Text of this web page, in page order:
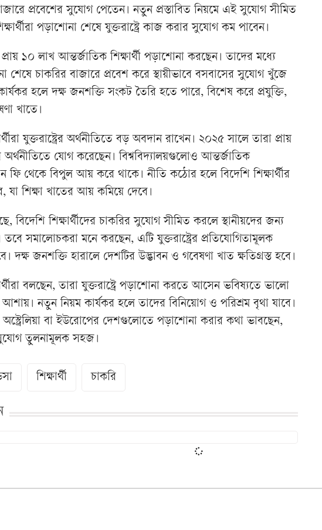
প্রবেশের সুযোগ পেতেন। নতুন প্রস্তাবিত নিয়মে এই সুযোগ সীমিত
পড়াশোনা শেষে যুক্তরাষ্ট্রে কাজ করার সুযোগ কম পাবেন।
প্রায় ১০ লাখ আন্তর্জাতিক শিক্ষার্থী পড়াশোনা করছেন। তাদের মধ্যে
শেষে চাকরির বাজারে প্রবেশ করে স্থায়ীভাবে বসবাসের সুযোগ খুঁজে
হলে দক্ষ জনশক্তি সংকট তৈরি হতে পারে, বিশেষ করে প্রযুক্তি,
খাতে।
যুক্তরাষ্ট্রের অর্থনীতিতে বড় অবদান রাখেন। ২০২৫ সালে তারা প্রায়
যোগ করেছেন। বিশ্ববিদ্যালয়গুলোও আন্তর্জাতিক
ফি থেকে বিপুল আয় করে থাকে। নীতি কঠোর হলে বিদেশি শিক্ষার্থীর
যা শিক্ষা খাতের আয় কমিয়ে দেবে।
বিদেশি শিক্ষার্থীদের চাকরির সুযোগ সীমিত করলে স্থানীয়দের জন্য
তবে সমালোচকরা মনে করছেন, এটি যুক্তরাষ্ট্রের প্রতিযোগিতামূলক
দক্ষ জনশক্তি হারালে দেশটির উদ্ভাবন ও গবেষণা খাত ক্ষতিগ্রস্ত হবে।
বলছেন, তারা যুক্তরাষ্ট্রে পড়াশোনা করতে আসেন ভবিষ্যতে ভালো
নতুন নিয়ম কার্যকর হলে তাদের বিনিয়োগ ও পরিশ্রম বৃথা যাবে।
বা ইউরোপের দেশগুলোতে পড়াশোনা করার কথা ভাবছেন,
সুযোগ তুলনামূলক সহজ।
শিক্ষার্থী চাকরি